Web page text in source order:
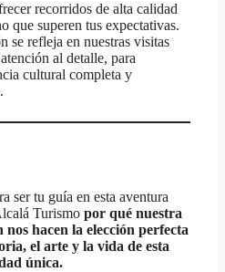
recorridos de alta calidad
que superen tus expectativas.
se refleja en nuestras visitas
al detalle, para
cultural completa y
ser tu guía en esta aventura
Turismo por qué nuestra
hacen la elección perfecta
el arte y la vida de esta
única.